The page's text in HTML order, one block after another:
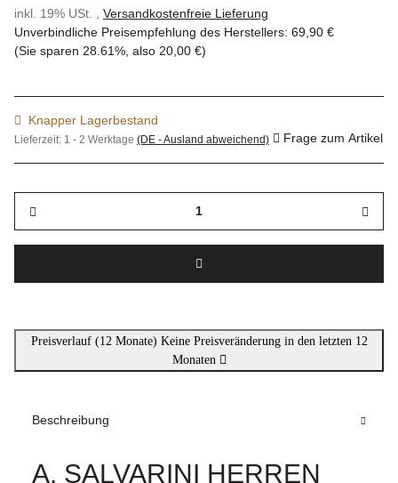
inkl. 19% USt. , Versandkostenfreie Lieferung
Unverbindliche Preisempfehlung des Herstellers: 69,90 €
(Sie sparen 28.61% , also 20,00 €)
Knapper Lagerbestand
Lieferzeit: 1 - 2 Werktage (DE - Ausland abweichend) Frage zum Artikel
Preisverlauf (12 Monate) Keine Preisveränderung in den letzten 12
Monaten
Beschreibung
A. SALVARINI HERREN